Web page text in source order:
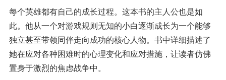
每个英雄都有自己的成长过程。这本书的主人公也是如
此。他从一个对游戏规则无知的小白逐渐成长为一个能够
独立甚至带领同伴走向成功的核心人物。书中详细描述了
她在应对各种困难时的心理变化和应对措施，让读者仿佛
置身于激烈的焦虑战争中。